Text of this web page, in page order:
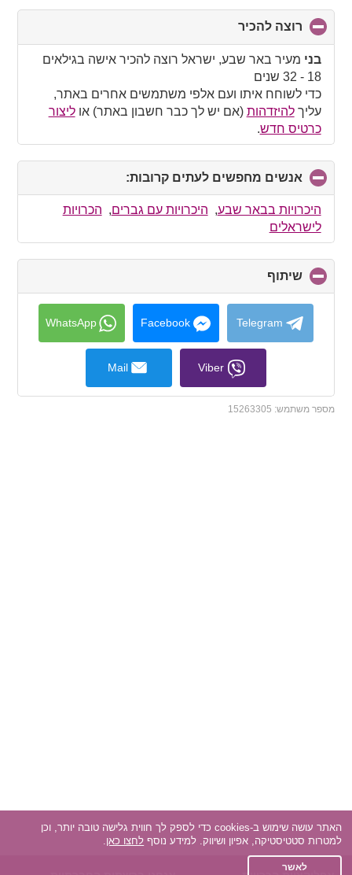
רוצה להכיר
to
collapse
בני מעיר באר שבע, ישראל רוצה להכיר אישה בגילאים
18 - 32 שנים
כדי לשוחח איתו ועם אלפי משתמשים אחרים באתר,
עליךלהיזדהות (אם יש לך כבר חשבון באתר) אוליצור
כרטיס חדש.
אנשים מחפשים לעתים קרובות:
to
collapse
היכרויות בבאר שבע, היכרויות עם גברים, הכרויות
לישראלים
שיתוף
to
collapse
contents
Telegram
Facebook
WhatsApp
Viber
Mail
מספר משתמש: 15263305
האתר עושה שימוש ב-cookies כדי לספק לך חווית גלישה טובה יותר, וכן
למטרות סטטיסטיקה, אפיון ושיווק. למידע נוסף לחצו כאן.
לאשר